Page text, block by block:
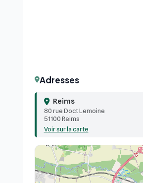
Adresses
Reims
80 rue Doct Lemoine
51100 Reims
Voir sur la carte